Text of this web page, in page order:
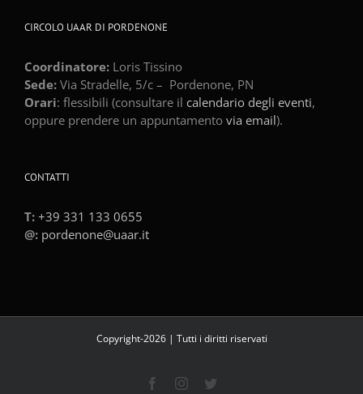
CIRCOLO UAAR DI PORDENONE
Coordinatore: Loris Tissino
Sede: Via Stradelle, 5/c – Pordenone, PN
Orari: flessibili (consultare il calendario degli eventi,
oppure prendere un appuntamento via email).
CONTATTI
T: +39 331 133 0655
@: pordenone@uaar.it
Copyright-2026 | Tutti i diritti riservati
FacebookInstagram